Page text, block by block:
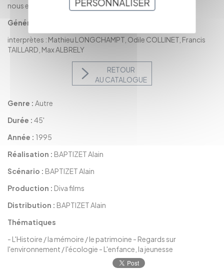
nous en ferons".
Générique :
interprètes : Mathieu LONGCHAMPT, Odile COLLINET, Francis
TAILLARD, Max ALBRELY
RETOUR
AU CATALOGUE
Genre : Autre
Durée : 45'
Année : 1995
Réalisation : BAPTIZET Alain
Scénario : BAPTIZET Alain
Production : Diva films
Distribution : BAPTIZET Alain
Thématiques
- L'Histoire / la mémoire / le patrimoine - Regards sur
l'environnement / l'écologie - L'enfance, la jeunesse
PERSONNALISER